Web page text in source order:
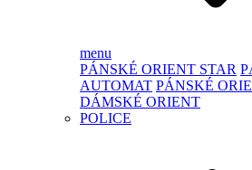
menu
PÁNSKÉ ORIENT STAR
AUTOMAT PÁNSKÉ
DÁMSKÉ ORIENT
POLICE